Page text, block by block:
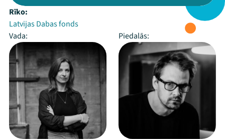
Rīko:
Latvijas Dabas fonds
Vada:
Piedalās: